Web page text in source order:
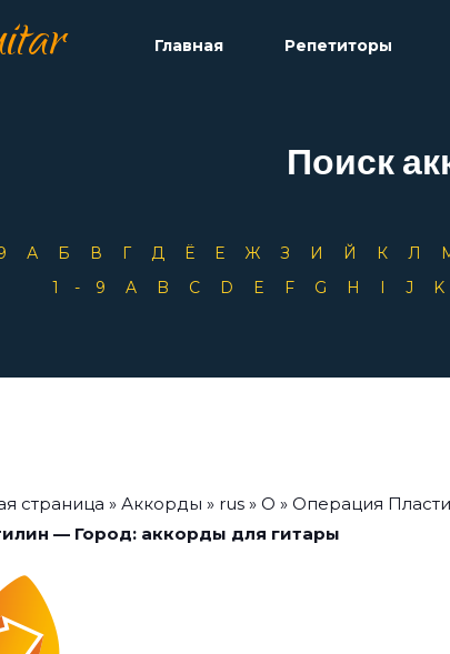
Главная Репетиторы
Поиск
А Б В Г Д Ё Е Ж З И Й К Л
1-9
A B C D E F G H I J K
страница » Аккорды » rus » О » Операция
— Город: аккорды для гитары